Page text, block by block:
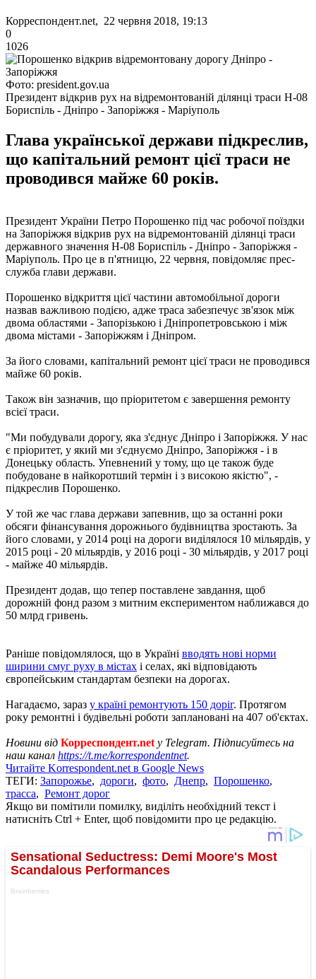
Корреспондент.net, 22 червня 2018, 19:13
0
1026
Фото: president.gov.ua
Президент відкрив рух на відремонтованій ділянці траси Н-08
Бориспіль - Дніпро - Запоріжжя - Маріуполь
Глава української держави підкреслив,
що капітальний ремонт цієї траси не
проводився майже 60 років.
Президент України Петро Порошенко під час робочої поїздки
на Запоріжжя відкрив рух на відремонтованій ділянці траси
державного значення Н-08 Бориспіль - Дніпро - Запоріжжя -
Маріуполь. Про це в п'ятницю, 22 червня, повідомляє прес-
служба глави держави.
Порошенко відкриття цієї частини автомобільної дороги
назвав важливою подією, адже траса забезпечує зв'язок між
двома областями - Запорізькою і Дніпропетровською і між
двома містами - Запоріжжям і Дніпром.
За його словами, капітальний ремонт цієї траси не проводився
майже 60 років.
Також він зазначив, що пріоритетом є завершення ремонту
всієї траси.
"Ми побудували дорогу, яка з'єднує Дніпро і Запоріжжя. У нас
є пріоритет, у який ми з'єднуємо Дніпро, Запоріжжя - і в
Донецьку область. Упевнений у тому, що це також буде
побудоване в найкоротший термін і з високою якістю", -
підкреслив Порошенко.
У той же час глава держави запевнив, що за останні роки
обсяги фінансування дорожнього будівництва зростають. За
його словами, у 2014 році на дороги виділялося 10 мільярдів, у
2015 році - 20 мільярдів, у 2016 році - 30 мільярдів, у 2017 році
- майже 40 мільярдів.
Президент додав, що тепер поставлене завдання, щоб
дорожній фонд разом з митним експериментом наближався до
50 млрд гривень.
Раніше повідомлялося, що в Україні вводять нові норми
ширини смуг руху в містах і селах, які відповідають
європейським стандартам безпеки на дорогах.
Нагадаємо, зараз у країні ремонтують 150 доріг. Протягом
року ремонтні і будівельні роботи заплановані на 407 об'єктах.
Новини від Корреспондент.net у Telegram. Підписуйтесь на
наш канал https://t.me/korrespondentnet.
Читайте Korrespondent.net в Google News
ТЕГИ: Запорожье, дороги, фото, Днепр, Порошенко,
трасса, Ремонт дорог
Якщо ви помітили помилку, виділіть необхідний текст і
натисніть Ctrl + Enter, щоб повідомити про це редакцію.